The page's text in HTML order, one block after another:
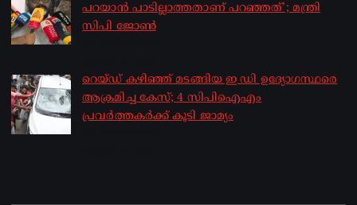
പറയാൻ പാടില്ലാത്തതാണ് പറഞ്ഞത്’; മന്ത്രി
സിപി ജോൺ
റെയ്ഡ് കഴിഞ്ഞ് മടങ്ങിയ ഇ ഡി ഉദ്യോഗസ്ഥരെ
ആക്രമിച്ച കേസ്; 4 സിപിഐഎം
പ്രവർത്തകർക്ക് കൂടി ജാമ്യം